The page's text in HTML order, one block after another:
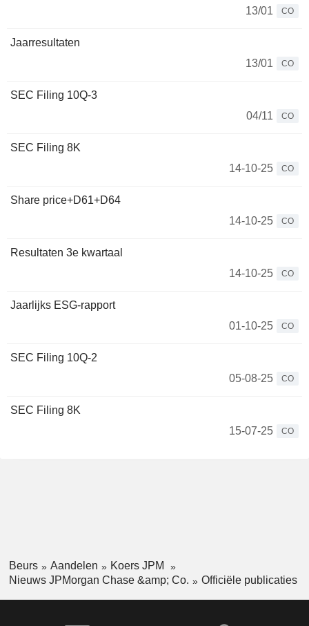
13/01
CO
Jaarresultaten
13/01
CO
SEC Filing 10Q-3
04/11
CO
SEC Filing 8K
14-10-25
CO
Share price+D61+D64
14-10-25
CO
Resultaten 3e kwartaal
14-10-25
CO
Jaarlijks ESG-rapport
01-10-25
CO
SEC Filing 10Q-2
05-08-25
CO
SEC Filing 8K
15-07-25
CO
Beurs Aandelen
Koers JPM
Nieuws JPMorgan Chase &amp; Co.
Officiële publicaties